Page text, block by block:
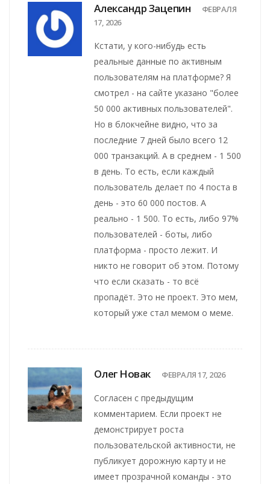
Александр Зацепин
ФЕВРАЛЯ
17, 2026
Кстати, у кого-нибудь есть
реальные данные по активным
пользователям на платформе? Я
смотрел - на сайте указано "более
50 000 активных пользователей".
Но в блокчейне видно, что за
последние 7 дней было всего 12
000 транзакций. А в среднем - 1 500
в день. То есть, если каждый
пользователь делает по 4 поста в
день - это 60 000 постов. А
реально - 1 500. То есть, либо 97%
пользователей - боты, либо
платформа - просто лежит. И
никто не говорит об этом. Потому
что если сказать - то всё
пропадёт. Это не проект. Это мем,
который уже стал мемом о меме.
Олег Новак ФЕВРАЛЯ 17, 2026
Согласен с предыдущим
комментарием. Если проект не
демонстрирует роста
пользовательской активности, не
публикует дорожную карту и не
имеет прозрачной команды - это